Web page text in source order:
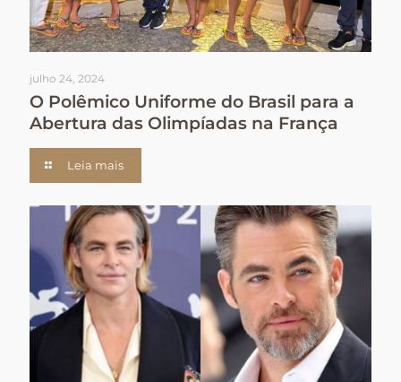
julho 24, 2024
O Polêmico Uniforme do Brasil para a
Abertura das Olimpíadas na França
Leia mais